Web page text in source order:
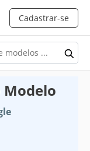
Cadastrar-se
Modelo